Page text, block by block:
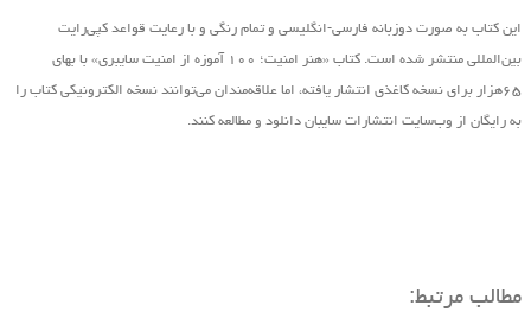
این کتاب به صورت دوزبانه فارسی-انگلیسی و تمام رنگی و با رعایت قواعد کپی‌رایت
بین‌المللی منتشر شده است. کتاب «هنر امنیت؛ ۱۰۰ آموزه از امنیت سایبری» با بهای
۶۵هزار برای نسخه کاغذی انتشار یافته‌، اما علاقه‌مندان می‌توانند نسخه الکترونیکی کتاب را
به رایگان از وب‌سایت انتشارات سایبان دانلود و مطالعه کنند.
مطالب مرتبط: